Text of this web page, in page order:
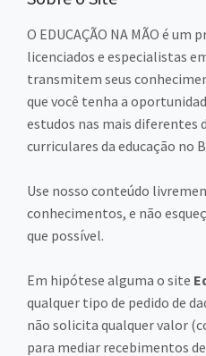
O EDUCAÇÃO NA MÃO é
licenciados e especialistas
transmitem seus
que você tenha a
estudos nas mais diferentes
curriculares da educação no
Use nosso conteúdo
conhecimentos, e não
que possível.
Em hipótese alguma o site
qualquer tipo de pedido de
não solicita qualquer valor
para mediar recebimentos